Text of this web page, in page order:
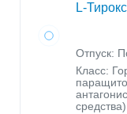
L-
Отпуск:
Класс:
средства)